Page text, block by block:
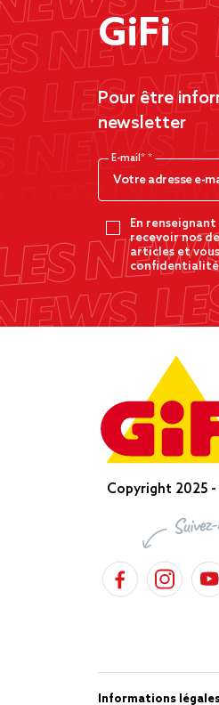
GiFi
Pour être
newsletter
E-mail*
En
recevoir nos
articles et
Copyright 2025 -
Informations